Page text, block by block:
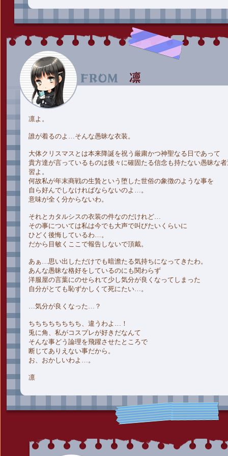
凛よ。
誰が着るのよ…そんな愚昧な衣装。
大体クリスマスとは本来降誕を祝う厳粛かつ神聖なる日であって
貴方達が言っているものは後々に確固たる信念も持たない愚昧な
習よ。
何故私が年末商戦の生贄という堕した世俗の象徴のような事を
自ら好んでしなければならないのよ…。
意味が全く分からないわ。
それとカタルシスの衣装の件なのだけれど…
その事については私は今でも大声で叫びたいくらいに
ひどく後悔しているわ…。
だから目敏くここで報告しないで頂戴。
あぁ…思い出しただけでも暗澹たる気持ちになってきたわ。
あんな愚昧な格好をしているのにも関わらず
洋服屋の言葉にのせられて少し気分が良くなってしまった
自分がとても恥ずかしくて死にたい…。
…気分が良くなった…？
ちちちちちちちち、違うわよ…！
兎に角、私がコスプレが好きだなんて
そんな事どう論理を飛躍させたところで
断じてありえない事だから。
お、おかしいわよ…。
凛